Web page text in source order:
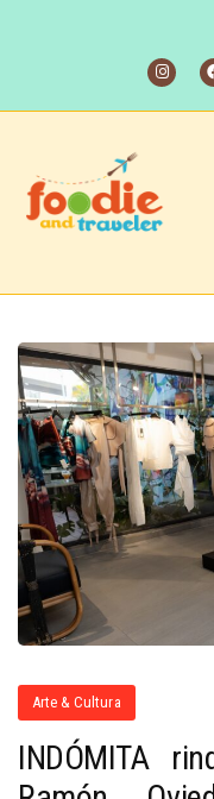
Arte & Cultura
INDÓMITA